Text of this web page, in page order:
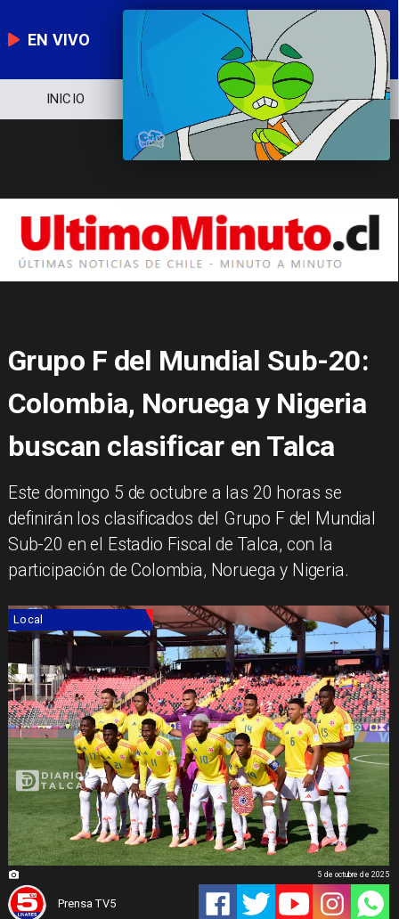
EN VIVO
NOTICIERO POLÍTICA ECONOMÍA
Grupo F del Mundial Sub-20:
Colombia, Noruega y Nigeria
buscan clasificar en Talca
Este domingo 5 de octubre a las 20 horas se
definirán los clasificados del Grupo F del Mundial
Sub-20 en el Estadio Fiscal de Talca, con la
participación de Colombia, Noruega y Nigeria.
Local
Prensa TV5
5 de octubre de 2025